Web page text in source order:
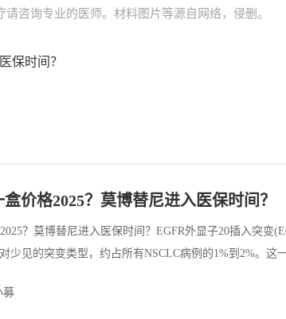
咨询专业的医师。材料图片等源自网络，侵删。
保时间？
价格2025？莫博替尼进入医保时间？
？莫博替尼进入医保时间？EGFR外显子20插入突变
少见的突变类型，约占所有NSCLC病例的1%到2%。这
专门设计用于靶向EGFRex20ins突变，显示出良好的治
募